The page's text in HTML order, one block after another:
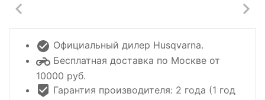
Официальный дилер Husqvarna.
Бесплатная доставка по Москве от
10000 руб.
Гарантия производителя: 2 года (1 год